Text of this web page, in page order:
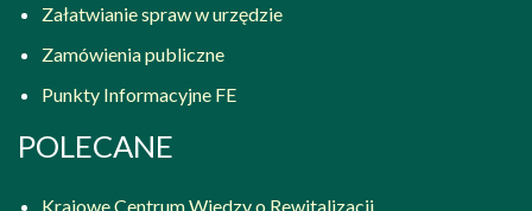
Załatwianie spraw w urzędzie
Zamówienia publiczne
Punkty Informacyjne FE
POLECANE
Krajowe Centrum Wiedzy o Rewitalizacji